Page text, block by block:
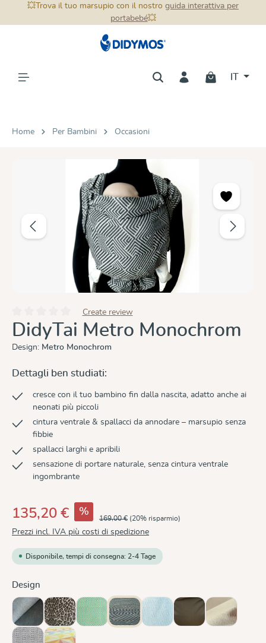
📦 Spedizioni in tutto il mondo
💥Trova il tuo marsupio con il nostro guida interattiva per
portabebé💥
Home Per Bambini Occasioni
Valutazione media di 0 su 5 stelle
Create review
DidyTai Metro Monochrom
Design: Metro Monochrom
Dettagli ben studiati:
cresce con il tuo bambino fin dalla nascita, adatto anche ai
neonati più piccoli
cintura ventrale & spallacci da annodare – marsupio senza
fibbie
spallacci larghi e apribili
sensazione di portare naturale, senza cintura ventrale
ingombrante
135,20 € %
169,00 € (20% risparmio)
Prezzi incl. IVA più costi di spedizione
Disponibile, tempi di consegna: 2-4 Tage
Seleziona
Design
Doubleface Anthracite
Leo Lisca KaribikMetro Monochrom
Ocean Olive Sand